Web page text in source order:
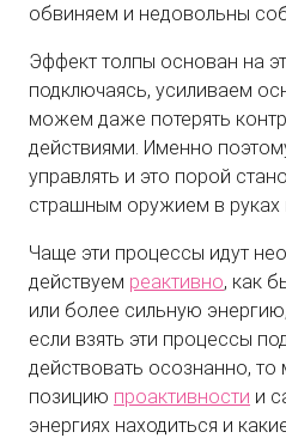
обвиняем и недовольны
Эффект толпы основан на
подключаясь, усиливаем
можем даже потерять
действиями. Именно
управлять и это порой
страшным оружием в руках
Чаще эти процессы идут
действуем реактивно, как
или более сильную
если взять эти процессы
действовать осознанно,
позицию проактивности и
энергиях находиться и